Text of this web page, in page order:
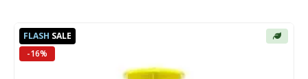
FLASH SALE
-16%